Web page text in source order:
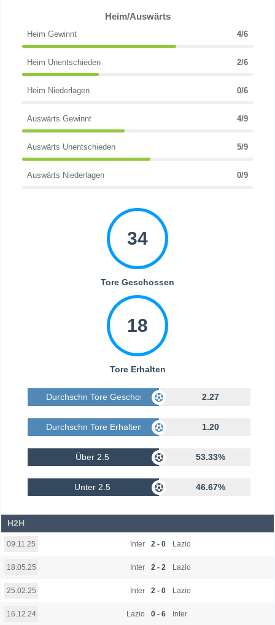
Heim/Auswärts
Heim Gewinnt 4/6
Heim Unentschieden 2/6
Heim Niederlagen 0/6
Auswärts Gewinnt 4/9
Auswärts Unentschieden 5/9
Auswärts Niederlagen 0/9
34
Tore Geschossen
18
Tore Erhalten
Durchschn Tore Geschossen 2.27
Durchschn Tore Erhalten 1.20
Über 2.5 53.33%
Unter 2.5 46.67%
H2H
09.11.25 Inter 2 - 0 Lazio
18.05.25 Inter 2 - 2 Lazio
25.02.25 Inter 2 - 0 Lazio
16.12.24 Lazio 0 - 6 Inter